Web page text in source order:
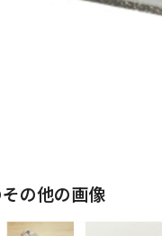
の他の画像